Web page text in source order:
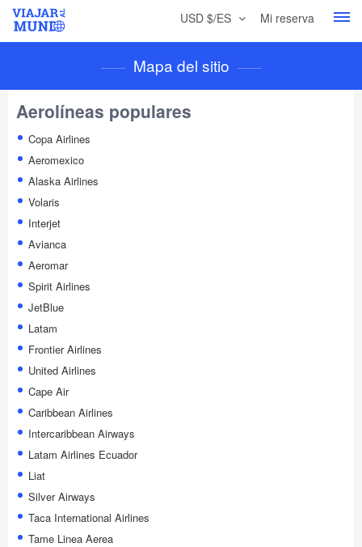
USD $/ES Mi reserva
Mapa del sitio
Aerolíneas populares
Copa Airlines
Aeromexico
Alaska Airlines
Volaris
Interjet
Avianca
Aeromar
Spirit Airlines
JetBlue
Latam
Frontier Airlines
United Airlines
Cape Air
Caribbean Airlines
Intercaribbean Airways
Latam Airlines Ecuador
Liat
Silver Airways
Taca International Airlines
Tame Linea Aerea